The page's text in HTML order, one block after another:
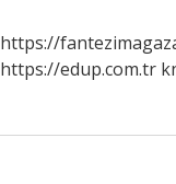
https://
https://edup.com.tr